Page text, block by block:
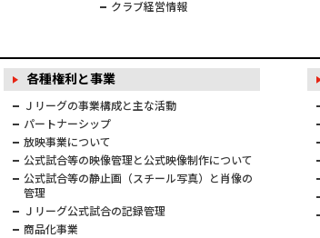
クラブ経営情報
各種権利と事業
Ｊリーグの事業構成と主な活動
パートナーシップ
放映事業について
公式試合等の映像管理と公式映像制作について
公式試合等の静止画（スチール写真）と肖像の
管理
Ｊリーグ公式試合の記録管理
商品化事業